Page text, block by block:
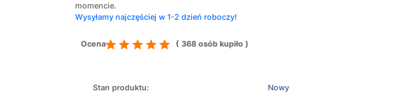
momencie.
Wysyłamy najczęściej w 1-2 dzień roboczy!
Ocena ( 368 osób kupiło )
Stan produktu: Nowy